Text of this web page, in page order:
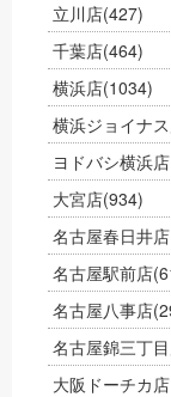
立川店(427)
千葉店(464)
横浜店(1034)
横浜ジョイナ
ヨドバシ横浜店
大宮店(934)
名古屋春日井店
名古屋駅前店
名古屋八事店
名古屋錦三丁
大阪ドーチカ店